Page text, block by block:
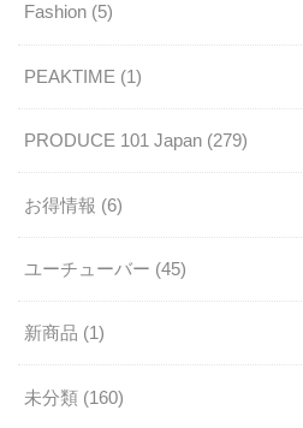
Fashion (5)
PEAKTIME (1)
PRODUCE 101 Japan (279)
お得情報 (6)
ユーチューバー (45)
新商品 (1)
未分類 (160)